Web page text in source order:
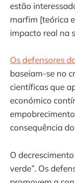
estão
marfim [teórica
impacto real na
Os defensores
baseiam-se no
científicas que
económico
consequência
O
verde”. Os